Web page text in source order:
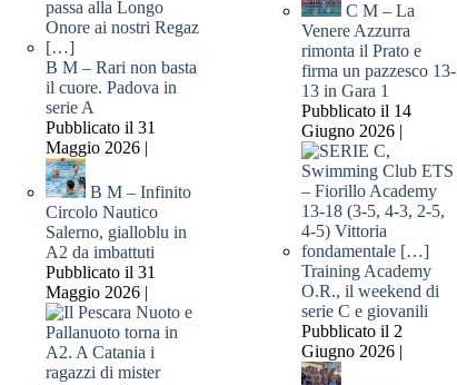
C M – La
Venere Azzurra
rimonta il Prato e
firma un pazzesco 13-
13 in Gara 1
Pubblicato il 14
Giugno 2026 |
Training Academy
O.R., il weekend di
serie C e giovanili
Pubblicato il 2
Giugno 2026 |
B M – Rari non basta
il cuore. Padova in
serie A
Pubblicato il 31
Maggio 2026 |
B M – Infinito
Circolo Nautico
Salerno, gialloblu in
A2 da imbattuti
Pubblicato il 31
Maggio 2026 |